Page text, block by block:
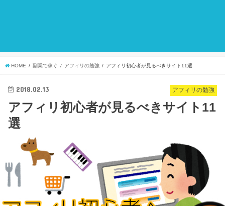
HOME 副業で稼ぐ アフィリの勉強 アフィリ初心者が見るべきサイト11選
アフィリの勉強
2018.02.13
アフィリ初心者が見るべきサイト11
選